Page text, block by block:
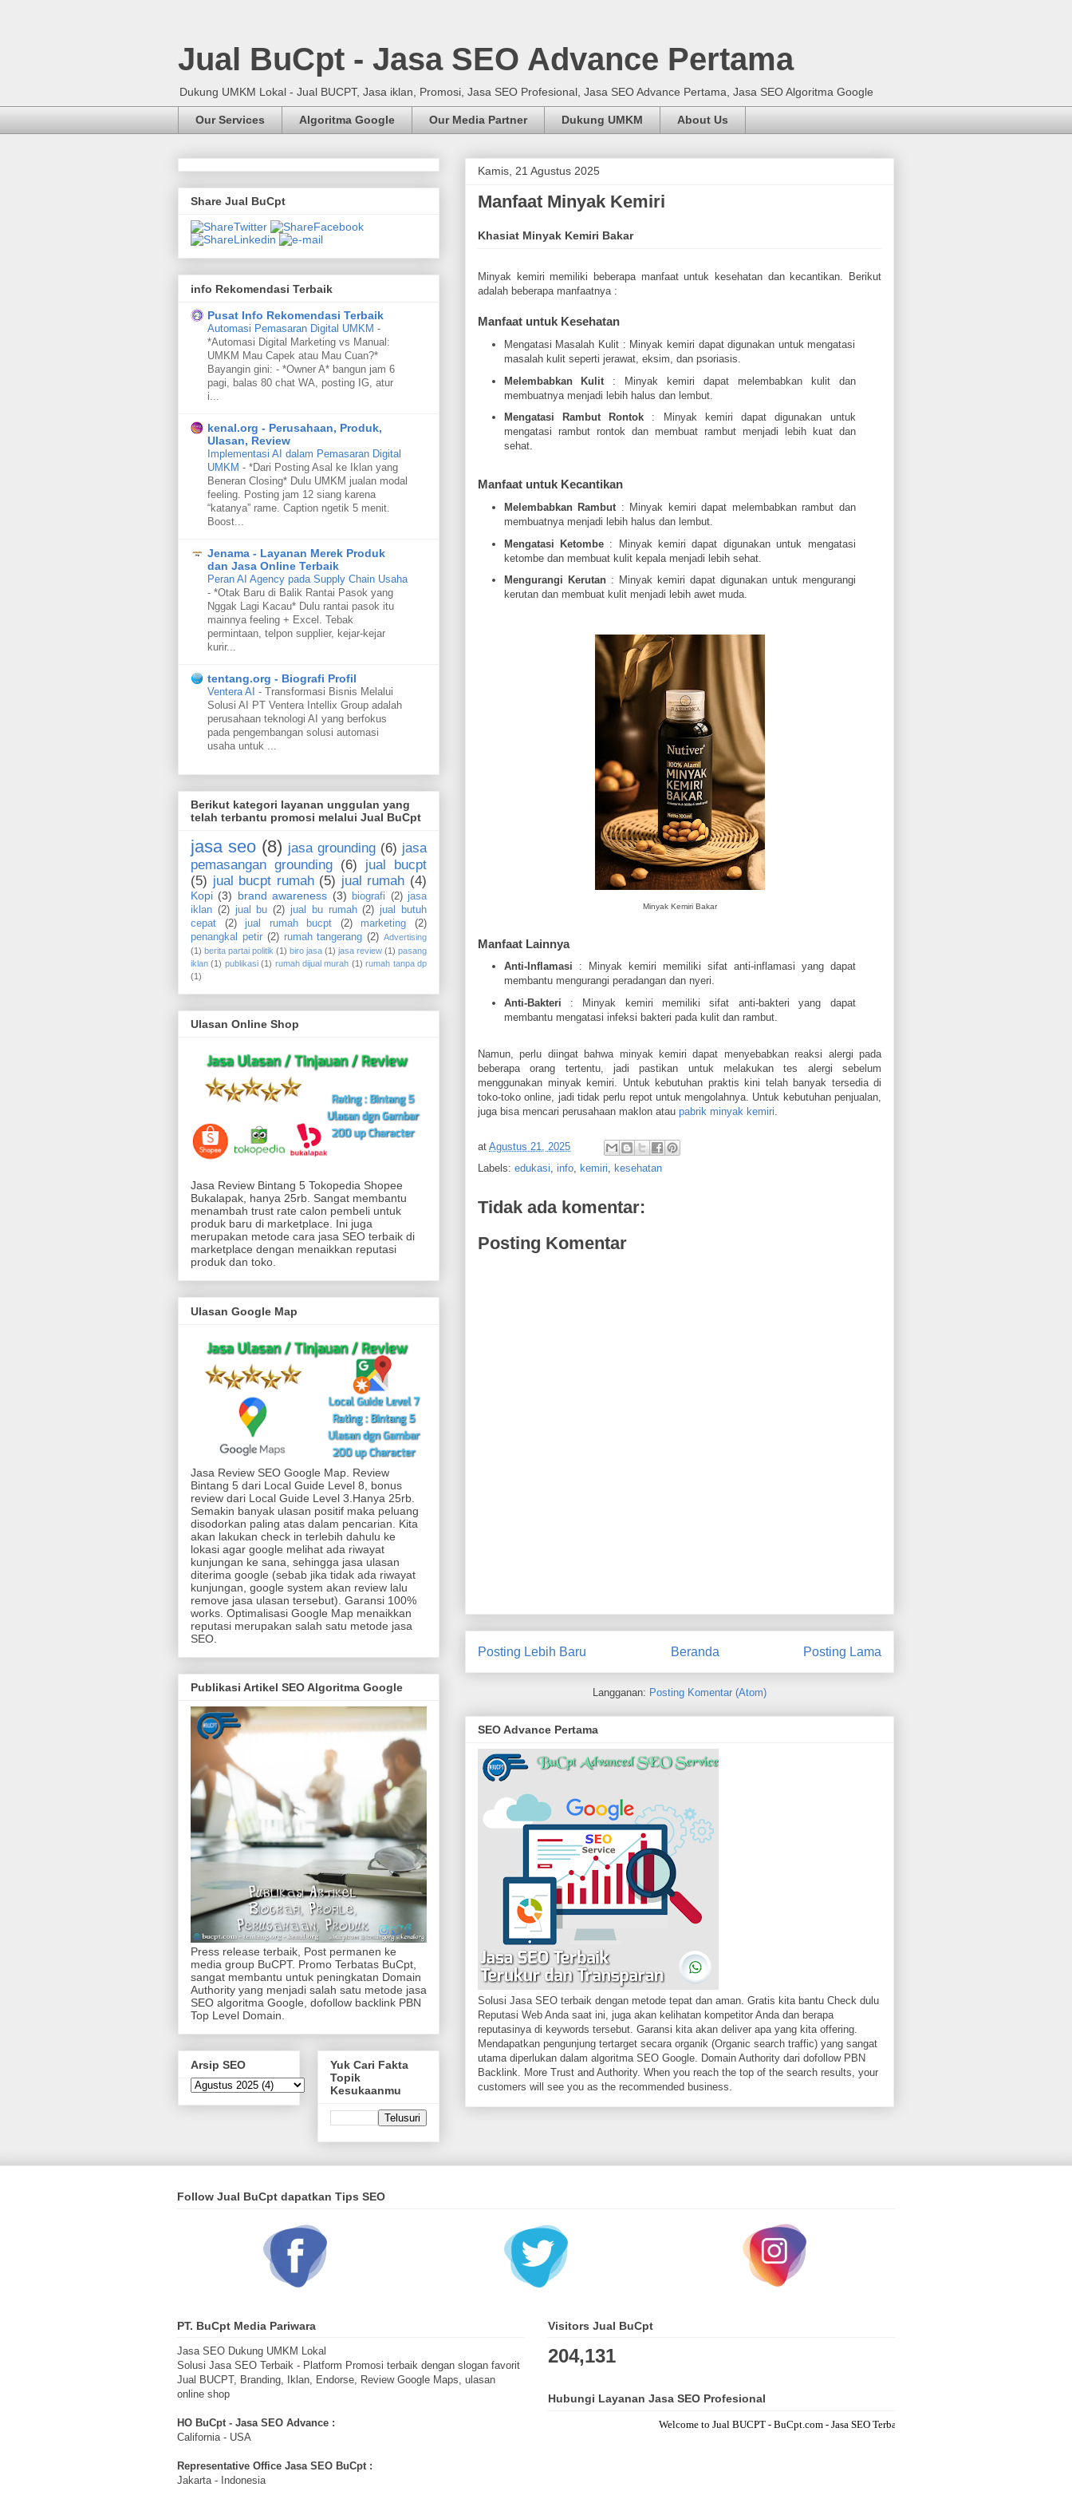
Jual BuCpt - Jasa SEO Advance Pertama
Dukung UMKM Lokal - Jual BUCPT, Jasa iklan, Promosi, Jasa SEO Profesional, Jasa SEO Advance Pertama, Jasa SEO Algoritma Google
Our Services Algoritma Google Our Media Partner Dukung UMKM About Us
Kamis, 21 Agustus 2025
Manfaat Minyak Kemiri
Khasiat Minyak Kemiri Bakar
Minyak kemiri memiliki beberapa manfaat untuk kesehatan dan kecantikan. Berikut
adalah beberapa manfaatnya :
Manfaat untuk Kesehatan
Mengatasi Masalah Kulit : Minyak kemiri dapat digunakan untuk mengatasi
masalah kulit seperti jerawat, eksim, dan psoriasis.
Melembabkan Kulit : Minyak kemiri dapat melembabkan kulit dan
membuatnya menjadi lebih halus dan lembut.
Mengatasi Rambut Rontok : Minyak kemiri dapat digunakan untuk
mengatasi rambut rontok dan membuat rambut menjadi lebih kuat dan
sehat.
Manfaat untuk Kecantikan
Melembabkan Rambut : Minyak kemiri dapat melembabkan rambut dan
membuatnya menjadi lebih halus dan lembut.
Mengatasi Ketombe: Minyak kemiri dapat digunakan untuk mengatasi
ketombe dan membuat kulit kepala menjadi lebih sehat.
Mengurangi Kerutan: Minyak kemiri dapat digunakan untuk mengurangi
kerutan dan membuat kulit menjadi lebih awet muda.
Minyak Kemiri Bakar
Manfaat Lainnya
Anti-Inflamasi : Minyak kemiri memiliki sifat anti-inflamasi yang dapat
membantu mengurangi peradangan dan nyeri.
Anti-Bakteri : Minyak kemiri memiliki sifat anti-bakteri yang dapat
membantu mengatasi infeksi bakteri pada kulit dan rambut.
Namun, perlu diingat bahwa minyak kemiri dapat menyebabkan reaksi alergi pada
beberapa orang tertentu, jadi pastikan untuk melakukan tes alergi sebelum
menggunakan minyak kemiri. Untuk kebutuhan praktis kini telah banyak tersedia di
toko-toko online, jadi tidak perlu repot untuk mengolahnya. Untuk kebutuhan penjualan,
juga bisa mencari perusahaan maklon atau pabrik minyak kemiri
at Agustus 21, 2025
Labels: edukasi info kemiri kesehatan
Tidak ada komentar:
Posting Komentar
Posting Lebih Baru Posting Lama
Beranda
Langganan: Posting Komentar (Atom)
SEO Advance Pertama
Solusi Jasa SEO terbaik dengan metode tepat dan aman. Gratis kita bantu Check dulu
Reputasi Web Anda saat ini, juga akan kelihatan kompetitor Anda dan berapa
reputasinya di keywords tersebut. Garansi kita akan deliver apa yang kita offering.
Mendapatkan pengunjung tertarget secara organik (Organic search traffic) yang sangat
utama diperlukan dalam algoritma SEO Google. Domain Authority dari dofollow PBN
Backlink. More Trust and Authority. When you reach the top of the search results, your
customers will see you as the recommended business.
Share Jual BuCpt
info Rekomendasi Terbaik
Pusat Info Rekomendasi Terbaik
Automasi Pemasaran Digital UMKM -
*Automasi Digital Marketing vs Manual:
UMKM Mau Capek atau Mau Cuan?*
Bayangin gini: - *Owner A* bangun jam 6
pagi, balas 80 chat WA, posting IG, atur
i...
kenal.org - Perusahaan, Produk,
Ulasan, Review
Implementasi AI dalam Pemasaran Digital
UMKM - *Dari Posting Asal ke Iklan yang
Beneran Closing* Dulu UMKM jualan modal
feeling. Posting jam 12 siang karena
“katanya” rame. Caption ngetik 5 menit.
Boost...
Jenama - Layanan Merek Produk
dan Jasa Online Terbaik
Peran AI Agency pada Supply Chain Usaha
- *Otak Baru di Balik Rantai Pasok yang
Nggak Lagi Kacau* Dulu rantai pasok itu
mainnya feeling + Excel. Tebak
permintaan, telpon supplier, kejar-kejar
kurir...
tentang.org - Biografi Profil
Ventera AI - Transformasi Bisnis Melalui
Solusi AI PT Ventera Intellix Group adalah
perusahaan teknologi AI yang berfokus
pada pengembangan solusi automasi
usaha untuk ...
Berikut kategori layanan unggulan yang
telah terbantu promosi melalui Jual BuCpt
jasa seo (8) jasa grounding (6) jasa
pemasangan grounding (6)
jual bucpt
(5) jual bucpt rumah (5) jual rumah (4)
Kopi (3) brand awareness (3) biografi (2) jasa
iklan (2) jual bu (2) jual bu rumah (2) jual butuh
cepat
(2) jual rumah bucpt (2) marketing
(2)
penangkal petir (2) rumah tangerang (2) Advertising
(1) berita partai politik (1) biro jasa (1) jasa review (1) pasang
iklan (1) publikasi (1) rumah dijual murah (1) rumah tanpa dp
(1)
Ulasan Online Shop
Jasa Review Bintang 5 Tokopedia Shopee
Bukalapak, hanya 25rb. Sangat membantu
menambah trust rate calon pembeli untuk
produk baru di marketplace. Ini juga
merupakan metode cara jasa SEO terbaik di
marketplace dengan menaikkan reputasi
produk dan toko.
Ulasan Google Map
Jasa Review SEO Google Map. Review
Bintang 5 dari Local Guide Level 8, bonus
review dari Local Guide Level 3.Hanya 25rb.
Semakin banyak ulasan positif maka peluang
disodorkan paling atas dalam pencarian. Kita
akan lakukan check in terlebih dahulu ke
lokasi agar google melihat ada riwayat
kunjungan ke sana, sehingga jasa ulasan
diterima google (sebab jika tidak ada riwayat
kunjungan, google system akan review lalu
remove jasa ulasan tersebut). Garansi 100%
works. Optimalisasi Google Map menaikkan
reputasi merupakan salah satu metode jasa
SEO.
Publikasi Artikel SEO Algoritma Google
Press release terbaik, Post permanen ke
media group BuCPT. Promo Terbatas BuCpt,
sangat membantu untuk peningkatan Domain
Authority yang menjadi salah satu metode jasa
SEO algoritma Google, dofollow backlink PBN
Top Level Domain.
Arsip SEO
Yuk Cari Fakta
Topik
Kesukaanmu
Follow Jual BuCpt dapatkan Tips SEO
PT. BuCpt Media Pariwara
Jasa SEO Dukung UMKM Lokal
Solusi Jasa SEO Terbaik - Platform Promosi terbaik dengan slogan favorit
Jual BUCPT, Branding, Iklan, Endorse, Review Google Maps, ulasan
online shop
HO BuCpt - Jasa SEO Advance :
California - USA
Representative Office Jasa SEO BuCpt :
Jakarta - Indonesia
Visitors Jual BuCpt
204,131
Hubungi Layanan Jasa SEO Profesional
Welcome to Jual BUCPT - BuCpt.com - Jasa SEO Terbaik bucptowner@gmail.com Fastest